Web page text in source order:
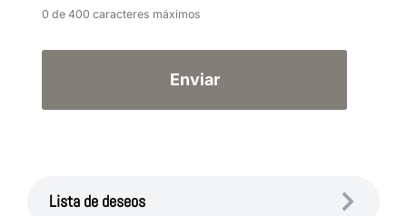
0 de 400 caracteres máximos
Lista de deseos